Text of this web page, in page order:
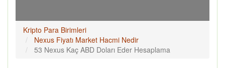
Kripto Para Birimleri
Nexus Fiyatı Market Hacmi Nedir
53 Nexus Kaç ABD Doları Eder Hesaplama